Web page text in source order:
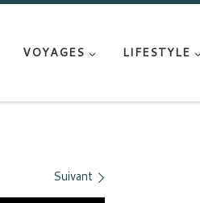
VOYAGES LIFESTYLE
Suivant